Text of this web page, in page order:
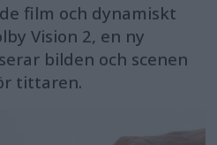
film och dynamiskt
Vision 2, en ny
bilden och scenen
tittaren.